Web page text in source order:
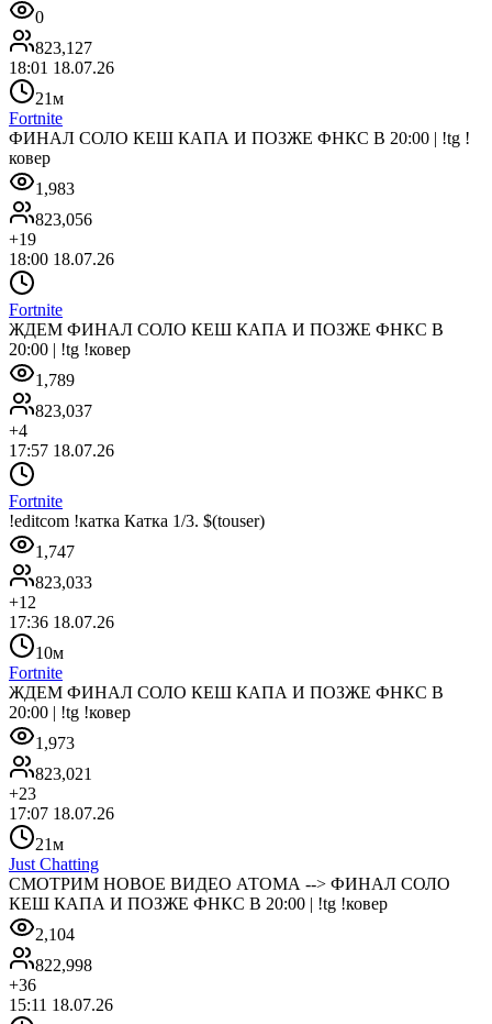
0
823,127
18:01 18.07.26
21м
Fortnite
ФИНАЛ СОЛО КЕШ КАПА И ПОЗЖЕ ФНКС В 20:00 | !tg !
ковер
1,983
823,056
+19
18:00 18.07.26
Fortnite
ЖДЕМ ФИНАЛ СОЛО КЕШ КАПА И ПОЗЖЕ ФНКС В
20:00 | !tg !ковер
1,789
823,037
+4
17:57 18.07.26
Fortnite
!editcom !катка Катка 1/3. $(touser)
1,747
823,033
+12
17:36 18.07.26
10м
Fortnite
ЖДЕМ ФИНАЛ СОЛО КЕШ КАПА И ПОЗЖЕ ФНКС В
20:00 | !tg !ковер
1,973
823,021
+23
17:07 18.07.26
21м
Just Chatting
СМОТРИМ НОВОЕ ВИДЕО АТОМА --> ФИНАЛ СОЛО
КЕШ КАПА И ПОЗЖЕ ФНКС В 20:00 | !tg !ковер
2,104
822,998
+36
15:11 18.07.26